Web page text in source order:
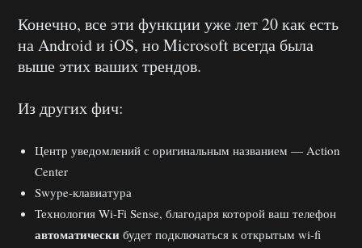
Конечно, все эти функции уже лет 20 как есть
на Android и iOS, но Microsoft всегда была
выше этих ваших трендов.
Из других фич:
Центр уведомлений с оригинальным названием — Action
Center
Swype-клавиатура
Технология Wi-Fi Sense, благодаря которой ваш телефон
автоматически будет подключаться к открытым wi-fi